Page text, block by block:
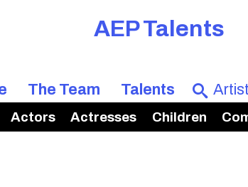
AEP Talents
The Team Talents
Actors Actresses Children